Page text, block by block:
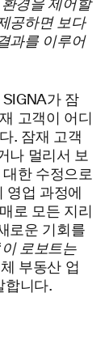
환경을 제어할
공하면 보다
과를 이루어
가 잠
고객이 어디
. 잠재 고객
나 멀리서 보
한 수정으로
업 과정에
로 모든 지리
로운 기회를
이 로보트는
부동산 업
합니다.